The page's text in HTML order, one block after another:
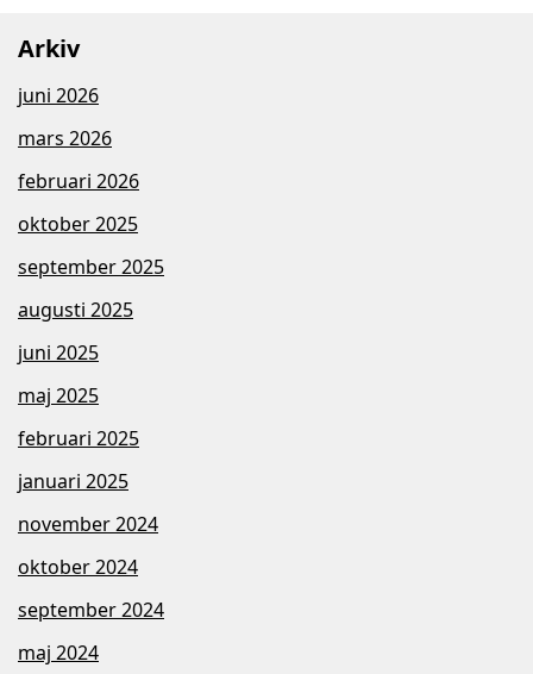
Arkiv
juni 2026
mars 2026
februari 2026
oktober 2025
september 2025
augusti 2025
juni 2025
maj 2025
februari 2025
januari 2025
november 2024
oktober 2024
september 2024
maj 2024